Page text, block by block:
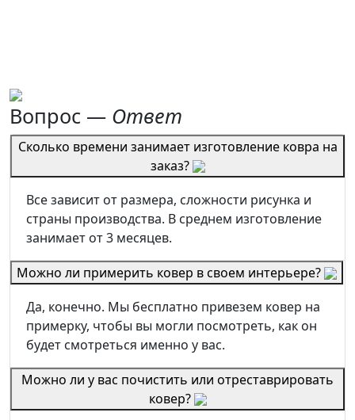
Вопрос — Ответ
Сколько времени занимает изготовление ковра на
заказ?
Все зависит от размера, сложности рисунка и
страны производства. В среднем изготовление
занимает от 3 месяцев.
Можно ли примерить ковер в своем интерьере?
Да, конечно. Мы бесплатно привезем ковер на
примерку, чтобы вы могли посмотреть, как он
будет смотреться именно у вас.
Можно ли у вас почистить или отреставрировать
ковер?